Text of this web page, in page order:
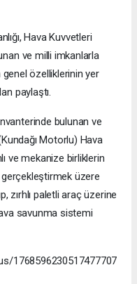
Hava Kuvvetleri
ve milli imkanlarla
özelliklerinin yer
paylaştı.
bulunan ve
Motorlu) Hava
ve mekanize birliklerin
üzere
zırhlı paletli araç üzerine
savunma sistemi
1768596230517477707